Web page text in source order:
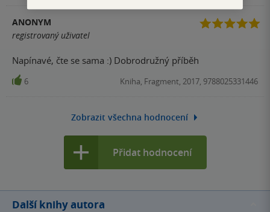
ANONYM
registrovaný uživatel
Napínavé, čte se sama :) Dobrodružný příběh
6 Kniha, Fragment, 2017, 9788025331446
Zobrazit všechna hodnocení
Přidat hodnocení
Další knihy autora